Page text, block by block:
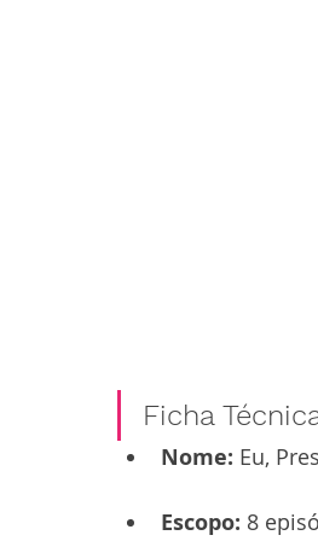
Ficha
Nome: Eu,
Escopo: 8